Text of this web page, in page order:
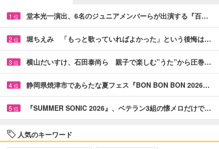
1 位 堂本光一演出、6名のジュニアメンバーらが出演する『百…
2 位 堀ちえみ 「もっと歌っていればよかった」という後悔は…
3 位 横山だいすけ、石田泰尚ら 親子で楽しむ”うた”から圧巻…
4 位 静岡県焼津市であらたな夏フェス『BON BON BON 2026…
5 位 『SUMMER SONIC 2026』、ベテラン3組の懐メロだけで…
人気のキーワード